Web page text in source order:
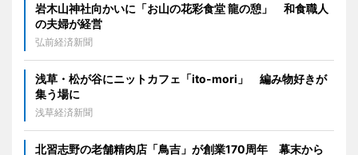
岩木山神社向かいに「お山の花彩食堂 龍の憩」 和食職人
の夫婦が経営
弘前経済新聞
浅草・松が谷にニットカフェ「ito-mori」 編み物好きが
集う場に
浅草経済新聞
北習志野の老舗精肉店「鳥吉」が創業170周年 幕末から